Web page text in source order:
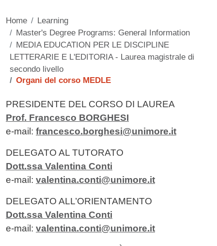
Home
Learning
Master's Degree Programs: General Information
MEDIA EDUCATION PER LE DISCIPLINE
LETTERARIE E L'EDITORIA - Laurea magistrale di
secondo livello
Organi del corso MEDLE
Contenuto
PRESIDENTE DEL CORSO DI LAUREA
Prof. Francesco BORGHESI
e-mail: francesco.borghesi@unimore.it
DELEGATO AL TUTORATO
Dott.ssa Valentina Conti
e-mail: valentina.conti@unimore.it
DELEGATO ALL’ORIENTAMENTO
Dott.ssa Valentina Conti
e-mail: valentina.conti@unimore.it